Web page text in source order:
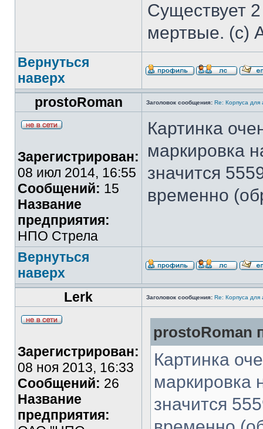
Существует
мертвые. (с)
Вернуться
наверх
prostoRoman
Заголовок сообщения: Re: Корпуса для
Зарегистрирован:
08 июл 2014, 16:55
Сообщений: 15
Название
предприятия:
НПО Стрела
Картинка
маркировка
значится
временно
Вернуться
наверх
Lerk
Заголовок сообщения: Re: Корпуса для
Зарегистрирован:
08 ноя 2013, 16:33
Сообщений: 26
Название
предприятия:
prostoRoman
Картинка
маркировка
значится